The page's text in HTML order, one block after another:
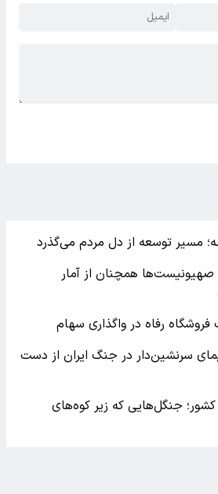
مسیر توسعه از دل مردم می‌گذرد
همچنان از آمار
رفاه در واگذاری سهام
دستکم 7 هواپیمای سرنشین‌دار در جنگ ایران از دست
جنگل‌هایی که زیر کوه‌های